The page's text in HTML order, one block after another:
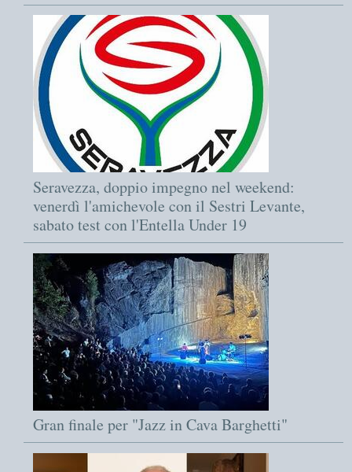
Seravezza, doppio impegno nel weekend:
venerdì l'amichevole con il Sestri Levante,
sabato test con l'Entella Under 19
Gran finale per "Jazz in Cava Barghetti"